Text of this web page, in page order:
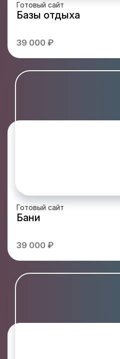
Готовый сайт
Базы отдыха
39 000 ₽
Готовый сайт
Бани
39 000 ₽